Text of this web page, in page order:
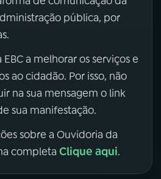
pública, por
a melhorar os serviços e
ao cidadão. Por isso, não
na sua mensagem o link
sua manifestação.
sobre a Ouvidoria da
completa Clique aqui.